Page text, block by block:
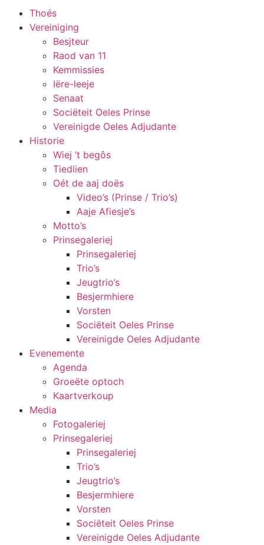
Thoés
Vereiniging
Besjteur
Raod van 11
Kemmissies
Iëre-leeje
Senaat
Sociëteit Oeles Prinse
Vereinigde Oeles Adjudante
Historie
Wiej ’t begôs
Tiedlien
Oét de aaj doës
Video’s (Prinse / Trio’s)
Aaje Afiesje’s
Motto’s
Prinsegaleriej
Prinsegaleriej
Trio’s
Jeugtrio’s
Besjermhiere
Vorsten
Sociëteit Oeles Prinse
Vereinigde Oeles Adjudante
Evenemente
Agenda
Groeëte optoch
Kaartverkoup
Media
Fotogaleriej
Prinsegaleriej
Prinsegaleriej
Trio’s
Jeugtrio’s
Besjermhiere
Vorsten
Sociëteit Oeles Prinse
Vereinigde Oeles Adjudante